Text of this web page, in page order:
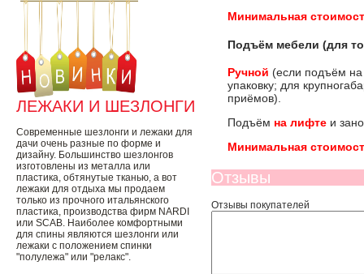
ЛЕЖАКИ И ШЕЗЛОНГИ
Современные шезлонги и лежаки для
дачи очень разные по форме и
дизайну. Большинство шезлонгов
изготовлены из металла или
пластика, обтянутые тканью, а вот
лежаки для отдыха мы продаем
только из прочного итальянского
пластика, производства фирм NARDI
или SCAB. Наиболее комфортными
для спины являются шезлонги или
лежаки с положением спинки
"полулежа" или "релакс".
Минимальная
Подъём мебели (для
Ручной (если подъём
упаковку; для
приёмов).
Подъём на лифте и
Минимальная
Отзывы
Отзывы покупателей